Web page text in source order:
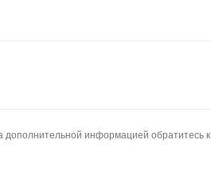
информацией обратитесь к